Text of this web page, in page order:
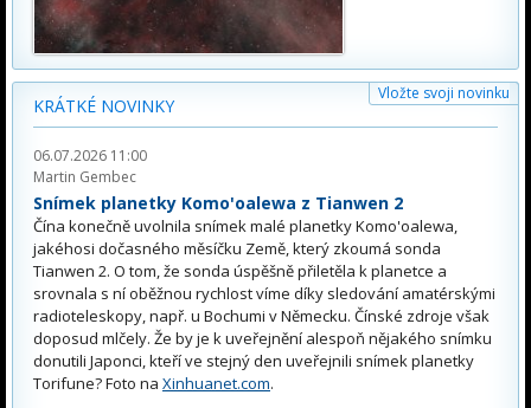
Vložte svoji novinku
KRÁTKÉ NOVINKY
06.07.2026 11:00
Martin Gembec
Snímek planetky Komo'oalewa z Tianwen 2
Čína konečně uvolnila snímek malé planetky Komo'oalewa,
jakéhosi dočasného měsíčku Země, který zkoumá sonda
Tianwen 2. O tom, že sonda úspěšně přiletěla k planetce a
srovnala s ní oběžnou rychlost víme díky sledování amatérskými
radioteleskopy, např. u Bochumi v Německu. Čínské zdroje však
doposud mlčely. Že by je k uveřejnění alespoň nějakého snímku
donutili Japonci, kteří ve stejný den uveřejnili snímek planetky
Torifune? Foto na Xinhuanet.com.